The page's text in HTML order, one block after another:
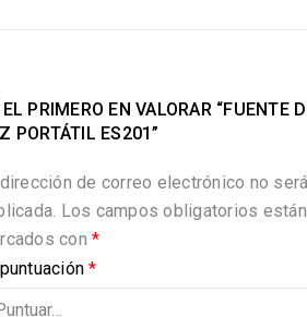
PRIMERO EN VALORAR “FUENTE
PORTÁTIL ES201”
de correo electrónico no
Los campos obligatorios están
con*
*